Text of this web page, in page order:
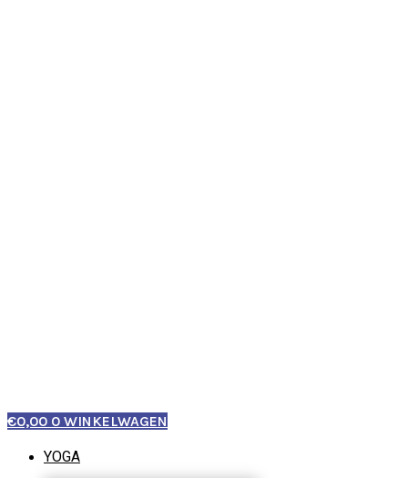
€0,00 0 WINKELWAGEN
YOGA